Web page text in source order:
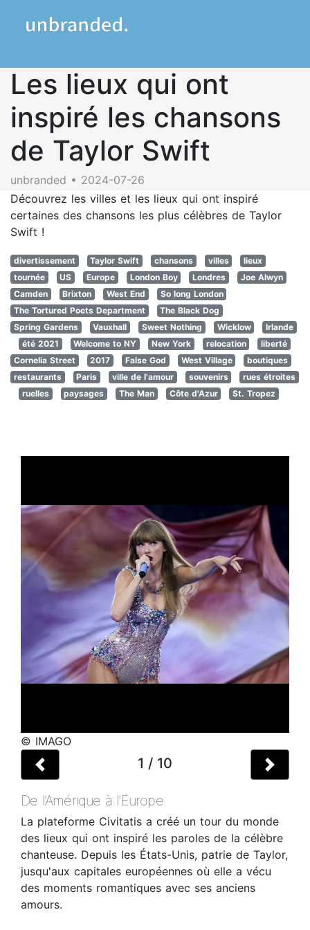
Les lieux qui ont
inspiré les chansons
de Taylor Swift
unbranded • 2024-07-26
Découvrez les villes et les lieux qui ont inspiré
certaines des chansons les plus célèbres de Taylor
Swift !
divertissement Taylor Swift chansons villes
lieux
tournée
US Europe London Boy Londres
Joe Alwyn
Camden
Brixton West End
So long London
The Tortured Poets Department
The Black Dog
Spring Gardens
Vauxhall Sweet Nothing Wicklow
Irlande
été 2021
Welcome to NY New York relocation
liberté
Cornelia Street
2017 False God West Village
boutiques
restaurants
Paris ville de l'amour souvenirs
rues étroites
ruelles
paysages The Man Côte d'Azur St. Tropez
© IMAGO
1 / 10
De l'Amérique à l'Europe
La plateforme Civitatis a créé un tour du monde
des lieux qui ont inspiré les paroles de la célèbre
chanteuse. Depuis les États-Unis, patrie de Taylor,
jusqu'aux capitales européennes où elle a vécu
des moments romantiques avec ses anciens
amours.